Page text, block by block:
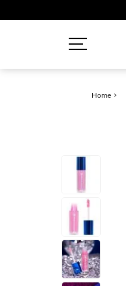
Home >
Solaire
Brumes
Rouge à Lèvres